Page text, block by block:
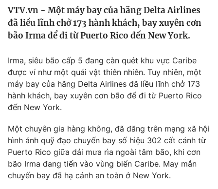
Thế giới
Tin tức
Câu chuyện quốc tế
Kinh tế
Tài chính
Thị trường
Góc doanh nghiệp
Dữ liệu và đời sống
Truyền hình
Hậu trường
Nhân vật
Khán giả
Giải trí
Điện ảnh
Âm nhạc
Đời sống
Du lịch
Giáo dục
VTV.vn - Một máy bay của hãng Delta Airlines
đã liều lĩnh chở 173 hành khách, bay xuyên cơn
bão Irma để đi từ Puerto Rico đến New York.
Irma, siêu bão cấp 5 đang càn quét khu vực Caribe
được ví như một quái vật thiên nhiên. Tuy nhiên, một
máy bay của hãng Delta Airlines đã liều lĩnh chở 173
hành khách, bay xuyên cơn bão để đi từ Puerto Rico
đến New York.
Một chuyên gia hàng không, đã đăng trên mạng xã hội
hình ảnh quỹ đạo chuyến bay số hiệu 302 cất cánh từ
Puerto Rico giữa dải mưa rìa ngoài tâm bão, khi cơn
bão Irma đang tiến vào vùng biển Caribe. May mắn
chuyến bay đã hạ cánh an toàn ở New York.